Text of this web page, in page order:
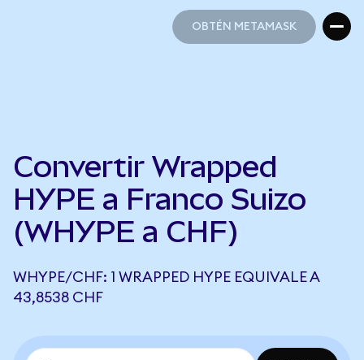
OBTÉN METAMASK
Convertir Wrapped
HYPE a Franco Suizo
(WHYPE a CHF)
WHYPE/CHF: 1 WRAPPED HYPE EQUIVALE A
43,8538 CHF